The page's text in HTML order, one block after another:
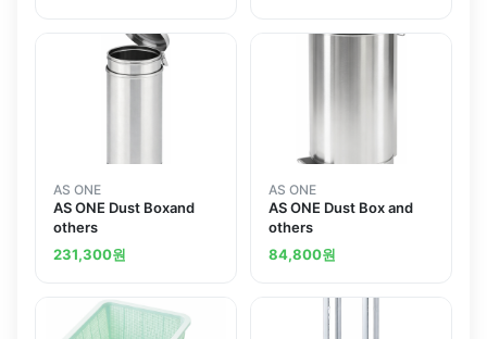
AS ONE
AS ONE Dust Boxand
others
231,300원
AS ONE
AS ONE Dust Box and
others
84,800원